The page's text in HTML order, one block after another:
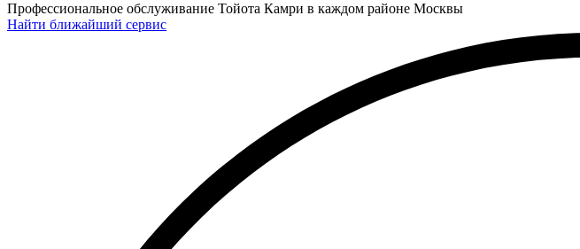
Профессиональное обслуживание Тойота Камри в каждом районе Москвы
Найти ближайший сервис